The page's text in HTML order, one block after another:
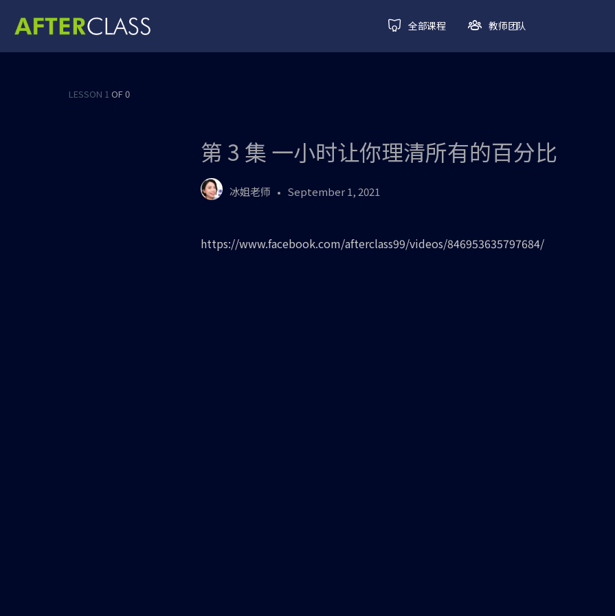
全部课程 教师团队
LESSON 1 OF 0
第 3 集 一小时让你理清所有的百分比
冰姐老师 September 1, 2021
https://www.facebook.com/afterclass99/videos/846953635797684/